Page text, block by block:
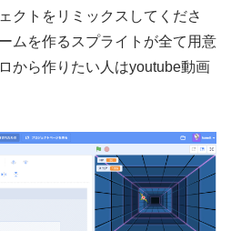
クトをリミックスしてくださ
ムを作るスプライトが全て用意
から作りたい人はyoutube動画